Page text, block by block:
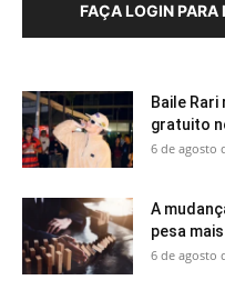
FAÇA LOGIN
Baile
gratuito
6 de agosto
A
pesa
6 de agosto